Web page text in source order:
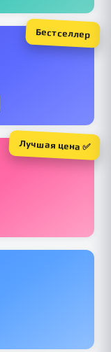
Бестселлер
Лучшая цена ✅